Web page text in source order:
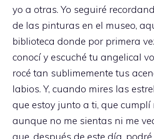
yo a otras. Yo seguiré
de las pinturas en el museo,
biblioteca donde por primera
conocí y escuché tu angelical
rocé tan sublimemente tus
labios. Y, cuando mires las
que estoy junto a ti, que cumplí
aunque no me sientas ni me
que, después de este día,